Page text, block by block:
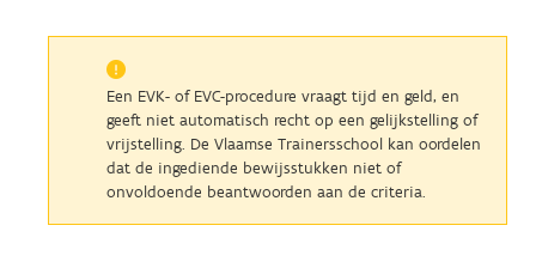
Een EVK- of EVC-procedure vraagt tijd en geld, en
geeft niet automatisch recht op een gelijkstelling of
vrijstelling. De Vlaamse Trainersschool kan oordelen
dat de ingediende bewijsstukken niet of
onvoldoende beantwoorden aan de criteria.